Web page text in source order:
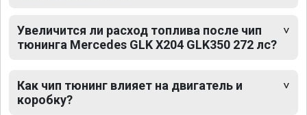
Увеличится ли расход топлива после чип
тюнинга Mercedes GLK X204 GLK350 272 лс?
Как чип тюнинг влияет на двигатель и
коробку?